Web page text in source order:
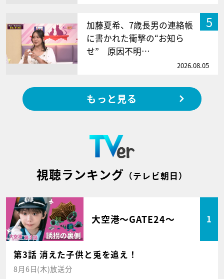
5
加藤夏希、7歳長男の連絡帳
に書かれた衝撃の“お知ら
せ” 原因不明…
2026.08.05
もっと見る
視聴ランキング （テレビ朝日）
大空港～GATE24～ 1
第3話 消えた子供と兎を追え！
8月6日(木)放送分